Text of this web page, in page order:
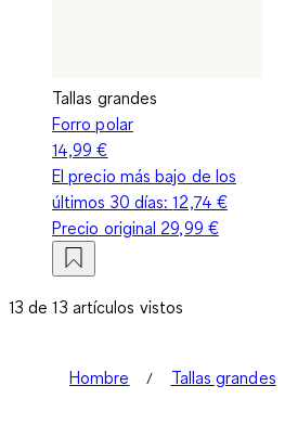
Tallas grandes
Forro polar
14,99 €
El precio más bajo de los
últimos 30 días:12,74 €
Precio original 29,99 €
13 de 13 artículos vistos
Hombre Tallas grandes